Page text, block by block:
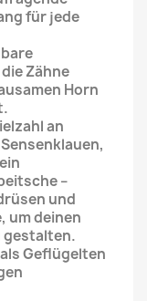
für jede
Zähne
Horn
an
–
und
um deinen
gestalten.
Geflügelten